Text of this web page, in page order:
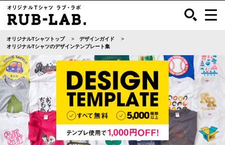
オリジナルTシャツトップ
デザインガイド
オリジナルTシャツのデザインテンプレート集